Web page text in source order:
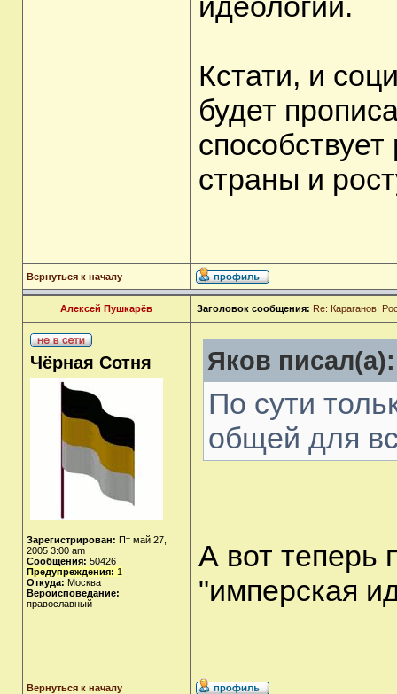
Кстати, и
будет
страны и
Вернуться к началу
Алексей Пушкарёв Заголовок сообщения: Re: Караганов:
Чёрная Сотня
Зарегистрирован: Пт май 27,
2005 3:00 am
Сообщения: 50426
Предупреждения: 1
Откуда: Москва
Вероисповедание:
православный
Яков писал(а):
По сути
общей для
А вот теперь
"имперская
Вернуться к началу